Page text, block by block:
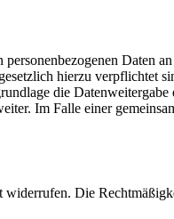
Daten
hierzu verpflichtet
die
Im Falle einer
Die